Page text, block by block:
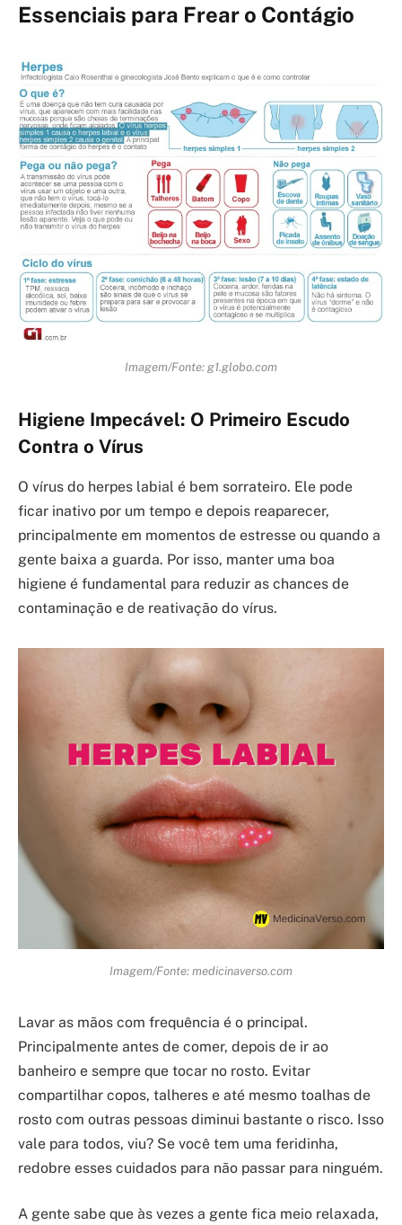
Essenciais para Frear o Contágio
Imagem/Fonte: g1.globo.com
Higiene Impecável: O Primeiro Escudo
Contra o Vírus
O vírus do herpes labial é bem sorrateiro. Ele pode
ficar inativo por um tempo e depois reaparecer,
principalmente em momentos de estresse ou quando a
gente baixa a guarda. Por isso, manter uma boa
higiene é fundamental para reduzir as chances de
contaminação e de reativação do vírus.
Imagem/Fonte: medicinaverso.com
Lavar as mãos com frequência é o principal.
Principalmente antes de comer, depois de ir ao
banheiro e sempre que tocar no rosto. Evitar
compartilhar copos, talheres e até mesmo toalhas de
rosto com outras pessoas diminui bastante o risco. Isso
vale para todos, viu? Se você tem uma feridinha,
redobre esses cuidados para não passar para ninguém.
A gente sabe que às vezes a gente fica meio relaxada,